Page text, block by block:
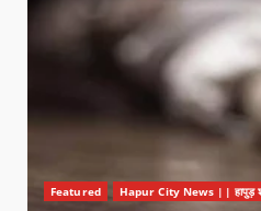
Featured Hapur City News || हापुड़